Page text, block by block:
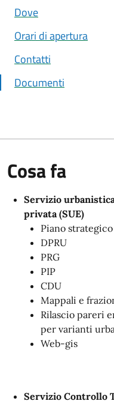
Dove
Orari di apertura
Contatti
Documenti
Cosa fa
Servizio
privata (SUE)
Piano strategico
DPRU
PRG
PIP
CDU
Mappali e
Rilascio pareri
per varianti
Web-gis
Servizio Controllo